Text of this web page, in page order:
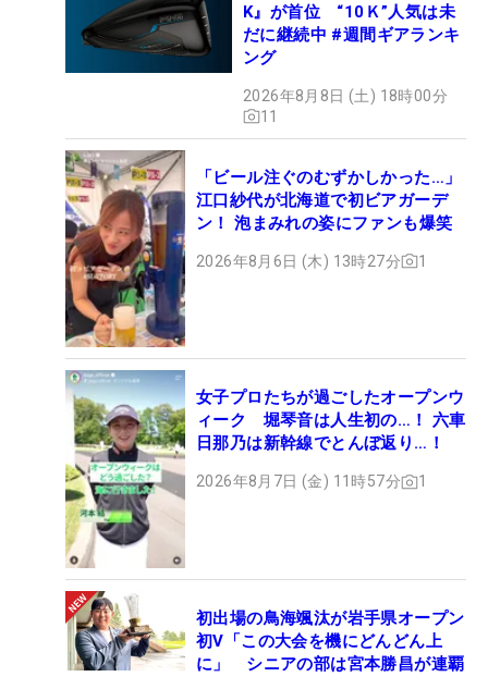
K』が首位 “10Ｋ”人気は未
だに継続中 #週間ギアランキ
ング
2026年8月8日 (土) 18時00分
11
「ビール注ぐのむずかしかった…」
江口紗代が北海道で初ビアガーデ
ン！ 泡まみれの姿にファンも爆笑
2026年8月6日 (木) 13時27分 1
女子プロたちが過ごしたオープンウ
ィーク 堀琴音は人生初の…！ 六車
日那乃は新幹線でとんぼ返り…！
2026年8月7日 (金) 11時57分 1
初出場の鳥海颯汰が岩手県オープン
初V「この大会を機にどんどん上
に」 シニアの部は宮本勝昌が連覇